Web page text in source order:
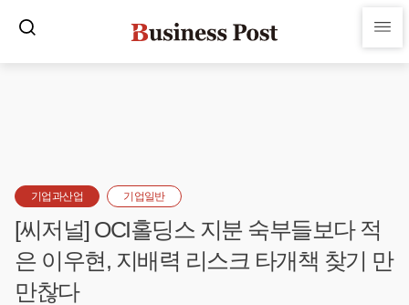
기업과산업 기업일반
[씨저널] OCI홀딩스 지분 숙부들보다 적
은 이우현, 지배력 리스크 타개책 찾기 만
만찮다